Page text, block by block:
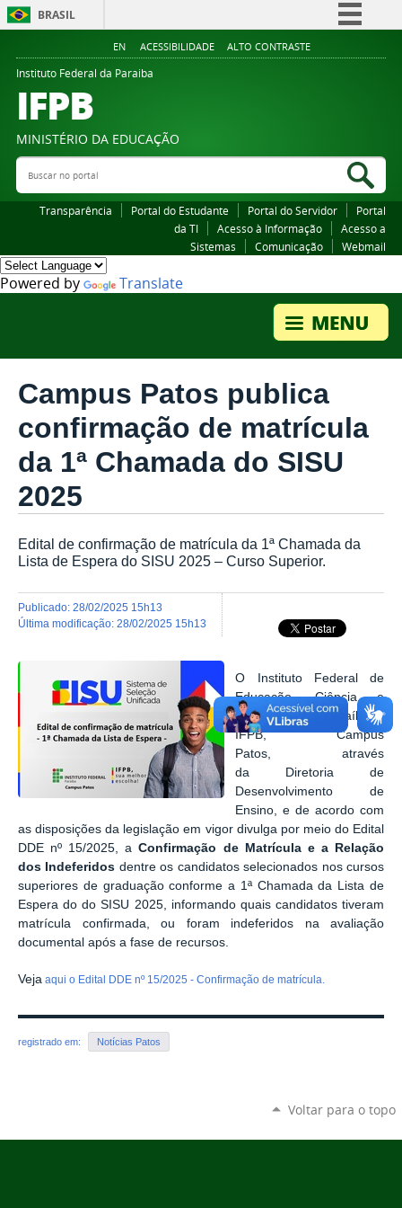
BRASIL
Simplifique!
Legislação
EN ACESSIBILIDADE ALTO CONTRASTE
Instituto Federal da Paraiba
IFPB
MINISTÉRIO DA EDUCAÇÃO
Buscar no portal
Transparência Portal do Estudante Portal do Servidor
Portal
da TI
Acesso à Informação
Acesso a
Sistemas
Comunicação Webmail
Powered by Translate
Campus Patos publica
confirmação de matrícula
da 1ª Chamada do SISU
2025
Edital de confirmação de matrícula da 1ª Chamada da
Lista de Espera do SISU 2025 – Curso Superior.
publicado: 28/02/2025 15h13
última modificação: 28/02/2025 15h13
O Instituto Federal de
Educação, Ciência e
Tecnologia da Paraíba –
IFPB, Campus
Patos, através
da Diretoria de
Desenvolvimento de
Ensino ,e deacordo com
as disposições da legislação em vigor divulga por meio do Edital
DDE nº 15/2025, aConfirmação de Matrícula e a Relação
dos Indeferidos dentre os candidatos selecionados nos cursos
superiores de graduaçãoconforme a 1ª Chamada da Lista de
Espera do do SISU 2025, informando quais candidatos tiveram
matrícula confirmada, ou foram indeferidos na avaliação
documental após a fase de recursos.
Veja aqui o Edital DDE nº 15/2025 - Confirmação de matrícula.
registrado em: Notícias Patos
Voltar para o topo